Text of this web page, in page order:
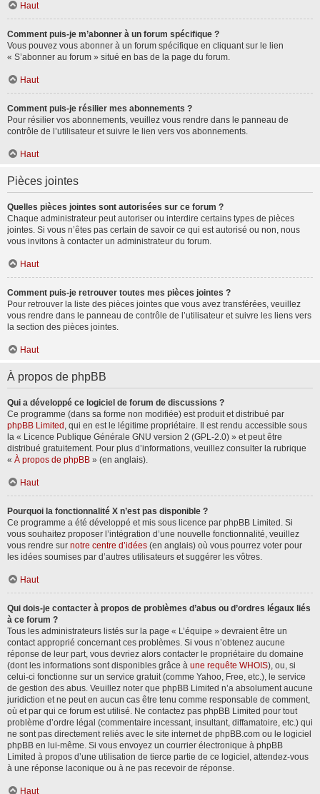
Haut
Comment puis-je m’abonner à un forum spécifique ?
Vous pouvez vous abonner à un forum spécifique en cliquant sur le lien
« S’abonner au forum » situé en bas de la page du forum.
Haut
Comment puis-je résilier mes abonnements ?
Pour résilier vos abonnements, veuillez vous rendre dans le panneau de
contrôle de l’utilisateur et suivre le lien vers vos abonnements.
Haut
Pièces jointes
Quelles pièces jointes sont autorisées sur ce forum ?
Chaque administrateur peut autoriser ou interdire certains types de pièces
jointes. Si vous n’êtes pas certain de savoir ce qui est autorisé ou non, nous
vous invitons à contacter un administrateur du forum.
Haut
Comment puis-je retrouver toutes mes pièces jointes ?
Pour retrouver la liste des pièces jointes que vous avez transférées, veuillez
vous rendre dans le panneau de contrôle de l’utilisateur et suivre les liens vers
la section des pièces jointes.
Haut
À propos de phpBB
Qui a développé ce logiciel de forum de discussions ?
Ce programme (dans sa forme non modifiée) est produit et distribué par
phpBB Limited , qui en est le légitime propriétaire. Il est rendu accessible sous
la « Licence Publique Générale GNU version 2 (GPL-2.0) » et peut être
distribué gratuitement. Pour plus d’informations, veuillez consulter la rubrique
« À propos de phpBB » (en anglais).
Haut
Pourquoi la fonctionnalité X n’est pas disponible ?
Ce programme a été développé et mis sous licence par phpBB Limited. Si
vous souhaitez proposer l’intégration d’une nouvelle fonctionnalité, veuillez
vous rendre sur notre centre d’idées (en anglais) où vous pourrez voter pour
les idées soumises par d’autres utilisateurs et suggérer les vôtres.
Haut
Qui dois-je contacter à propos de problèmes d’abus ou d’ordres légaux liés
à ce forum ?
Tous les administrateurs listés sur la page « L’équipe » devraient être un
contact approprié concernant ces problèmes. Si vous n’obtenez aucune
réponse de leur part, vous devriez alors contacter le propriétaire du domaine
(dont les informations sont disponibles grâce à une requête WHOIS), ou, si
celui-ci fonctionne sur un service gratuit (comme Yahoo, Free, etc.), le service
de gestion des abus. Veuillez noter que phpBB Limited n’a absolument aucune
juridiction et ne peut en aucun cas être tenu comme responsable de comment,
où et par qui ce forum est utilisé. Ne contactez pas phpBB Limited pour tout
problème d’ordre légal (commentaire incessant, insultant, diffamatoire, etc.) qui
ne sont pas directement reliés avec le site internet de phpBB.com ou le logiciel
phpBB en lui-même. Si vous envoyez un courrier électronique à phpBB
Limited à propos d’une utilisation de tierce partie de ce logiciel, attendez-vous
à une réponse laconique ou à ne pas recevoir de réponse.
Haut